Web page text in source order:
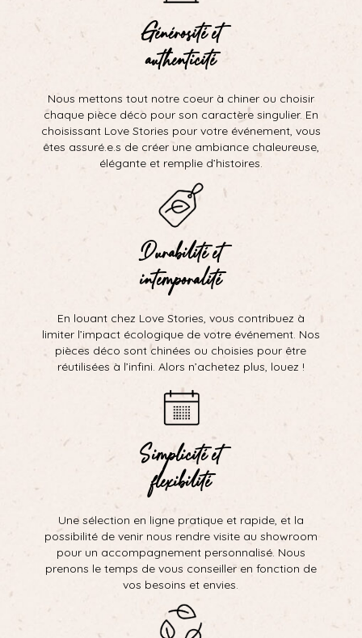
Générosité et
authenticité
Nous mettons tout notre coeur à chiner ou choisir
chaque pièce déco pour son caractère singulier. En
choisissant Love Stories pour votre événement, vous
êtes assuré.e.s de créer une ambiance chaleureuse,
élégante et remplie d’histoires.
Durabilité et
intemporalité
En louant chez Love Stories, vous contribuez à
limiter l’impact écologique de votre événement. Nos
pièces déco sont chinées ou choisies pour être
réutilisées à l’infini. Alors n’achetez plus, louez !
Simplicité et
flexibilité
Une sélection en ligne pratique et rapide, et la
possibilité de venir nous rendre visite au showroom
pour un accompagnement personnalisé. Nous
prenons le temps de vous conseiller en fonction de
vos besoins et envies.